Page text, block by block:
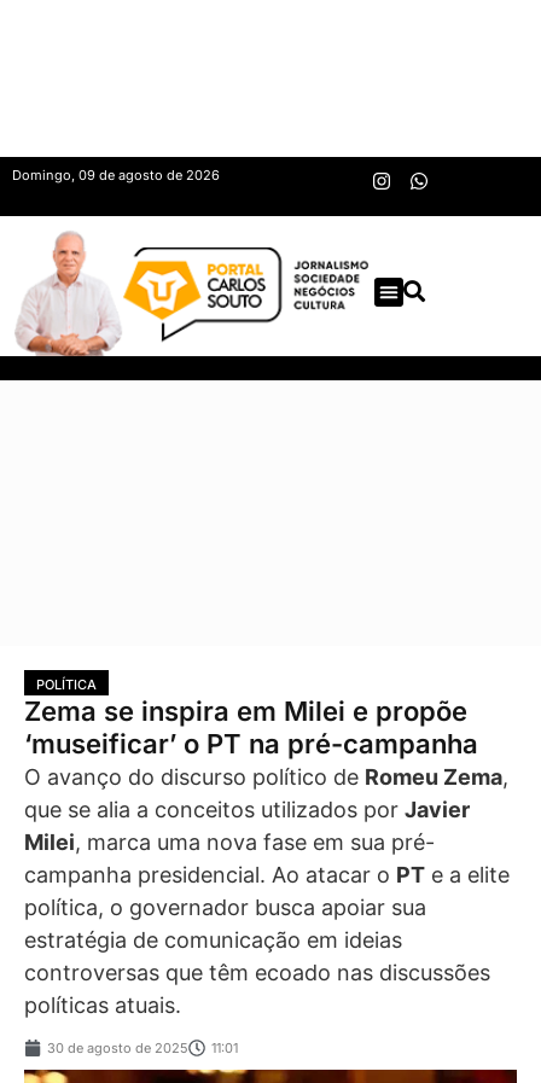
Domingo, 09 de agosto de 2026
POLÍTICA
Zema se inspira em Milei e propõe
‘museificar’ o PT na pré-campanha
O avanço do discurso político de Romeu Zema,
que se alia a conceitos utilizados por Javier
Milei, marca uma nova fase em sua pré-
campanha presidencial. Ao atacar o PT e a elite
política, o governador busca apoiar sua
estratégia de comunicação em ideias
controversas que têm ecoado nas discussões
políticas atuais.
30 de agosto de 2025 11:01